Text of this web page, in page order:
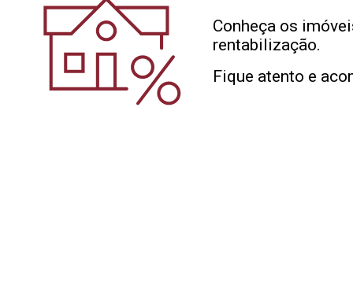
Conheça os
rentabilização.
Fique atento e